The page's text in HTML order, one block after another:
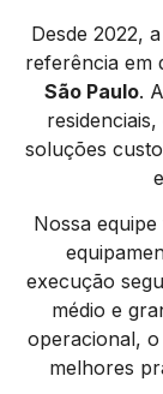
Desde 2022, a
referência em
São Paulo.
soluções
Nossa
execução
médio e
operacional,
melhores